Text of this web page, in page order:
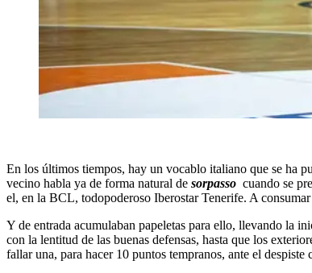
En los últimos tiempos, hay un vocablo italiano que se ha
vecino habla ya de forma natural de sorpasso cuando se
el, en la BCL, todopoderoso Iberostar Tenerife. A
Y de entrada acumulaban papeletas para ello, llevando la
con la lentitud de las buenas defensas, hasta que los
fallar una, para hacer 10 puntos tempranos, ante el